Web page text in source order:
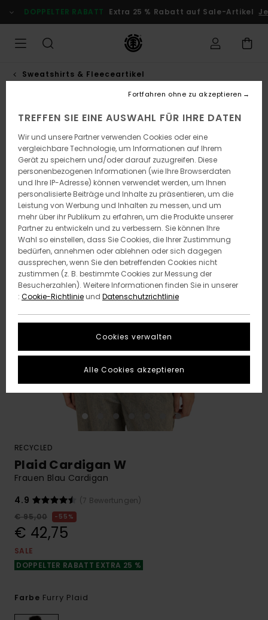
zur
Produktinformation
DOPPELTER RABATT Extra 25 % Rabatt auf Sale-Artikel
Sweatshirts & Fleeceartikel
RECYCLED
Plaid Cardigan W
Frauen Blau Cardigan
4.9
(7 Bewertungen)
€ 95,00
55%
€ 42,75
SALE
DOPPELTER RABATT EXTRA 25 %
Farbe Furry Plaid
TREFFEN SIE EINE AUSWAHL FÜR IHRE DATEN
Wir und unsere Partner verwenden Cookies oder eine
vergleichbare Technologie, um Informationen auf Ihrem
Gerät zu speichern und/oder darauf zuzugreifen. Diese
personenbezogenen Informationen (wie Ihre Browserdaten
und Ihre IP-Adresse) können verwendet werden, um Ihnen
personalisierte Beiträge und Inhalte zu präsentieren, um die
Leistung von Werbung und Inhalten zu messen, und um
mehr über ihr Publikum zu erfahren, um die Produkte unserer
Partner zu entwickeln und zu verbessern. Sie können Ihre
Wahl so einstellen, dass Sie Cookies, die Ihrer Zustimmung
bedürfen, annehmen oder ablehnen oder sich dagegen
aussprechen, wenn Sie den betreffenden Cookies nicht
zustimmen (z. B. bestimmte Cookies zur Messung der
Besucherzahlen). Weitere Informationen finden Sie in unserer
: Cookie-Richtlinieund Datenschutzrichtlinie
Cookies verwalten
Fortfahren ohne zu akzeptieren
Alle Cookies akzeptieren